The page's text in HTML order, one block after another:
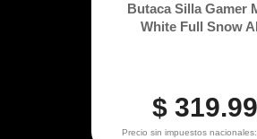
Butaca Silla Gamer
White Full Snow
$
Precio sin impuestos nacionales: